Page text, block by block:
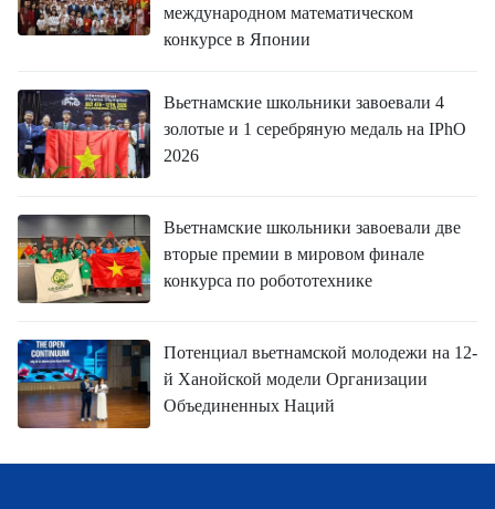
международном математическом
конкурсе в Японии
Вьетнамские школьники завоевали 4
золотые и 1 серебряную медаль на IPhO
2026
Вьетнамские школьники завоевали две
вторые премии в мировом финале
конкурса по робототехнике
Потенциал вьетнамской молодежи на 12-
й Ханойской модели Организации
Объединенных Наций